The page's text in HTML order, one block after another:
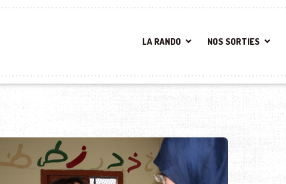
LA RANDO NOS SORTIES